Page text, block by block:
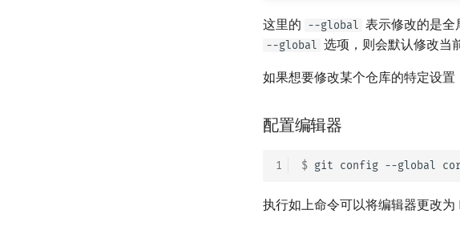
这里的 --global 表示修改的是全
--global 选项，则会默认修改当
如果想要修改某个仓库的特定设
配置编辑器
1 $ git config --global
执行如上命令可以将编辑器更改为